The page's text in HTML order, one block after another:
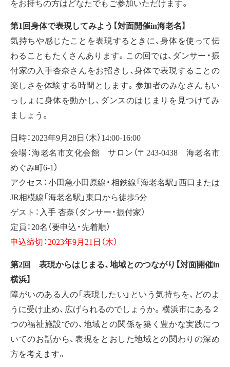
をお持ちの方はどなたでもご参加いただけます。
第1回身体で表現してみよう【対面開催in海老名】
気持ちや感じたことを表現するときに、身体を使って伝
わることもたくさんあります。この回では、ダンサー・振
付家の入手杏奈さんをお招きし、身体で表現することの
楽しさを体験する時間とします。参加者のみなさんもい
っしょに身体を動かし、ダンスのはじまりを見つけてみ
ましょう。
日時：2023年9月28日（木）14:00-16:00
会場：海老名市文化会館 サロン（〒243-0438 海老名市
めぐみ町6-1）
アクセス：小田急小田原線・相鉄線「海老名駅」西口または
JR相模線「海老名駅」東口から徒歩5分
ゲスト：入手 杏奈（ダンサー・振付家）
定員：20名（要申込・先着順）
申込締切：2023年9月21日（木）
第2回 表現からはじまる、地域とのつながり【対面開催in
横浜】
障がいのある人の「表現したい」という気持ちを、どのよ
うに受け止め、広げられるのでしょうか。横浜市にある２
つの福祉施設での、地域との関係を築く豊かな実践につ
いてのお話から、表現をとおした地域との関わりの深め
方を考えます。